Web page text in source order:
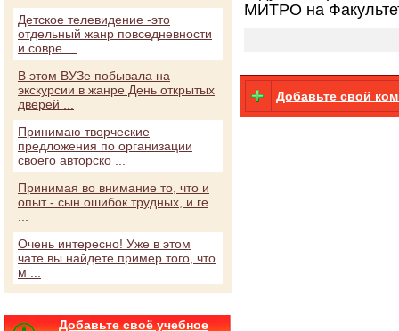
МИТРО на
Добавьте свой
Детское телевидение -это
отдельный жанр повседневности
и совре ...
В этом ВУЗе побывала на
экскурсии в жанре День открытых
дверей ...
Принимаю творческие
предложения по организации
своего авторско ...
Принимая во внимание то, что и
опыт - сын ошибок трудных, и ге
Очень интересно! Уже в этом
чате вы найдете пример того, что
м ...
Добавьте своё учебное